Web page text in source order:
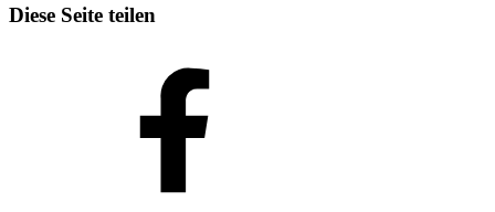
Diese Seite teilen